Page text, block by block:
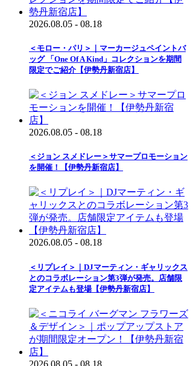
2026.08.05 - 08.18
＜モロー・パリ＞｜マーカージュペイントバ
ッグ 「One Of A Kind」コレクションを期間
限定でご紹介【伊勢丹新宿店】
2026.08.05 - 08.18
＜ジョン スメドレー＞サマープロモーション
を開催！【伊勢丹新宿店】
2026.08.05 - 08.18
＜リプレイ＞｜DJマーティン・ギャリックス
とのコラボレーション第3弾が発売。店舗限
定アイテムも登場【伊勢丹新宿店】
2026.08.05 - 08.18